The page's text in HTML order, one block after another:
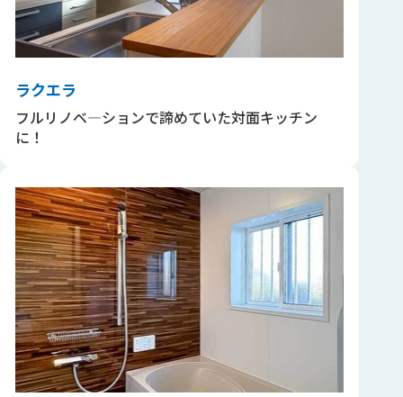
ラクエラ
フルリノベ―ションで諦めていた対面キッチン
に！